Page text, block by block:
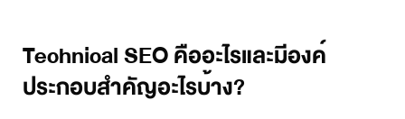
Technical SEO คืออะไรและมีองค์
ประกอบสำคัญอะไรบ้าง?